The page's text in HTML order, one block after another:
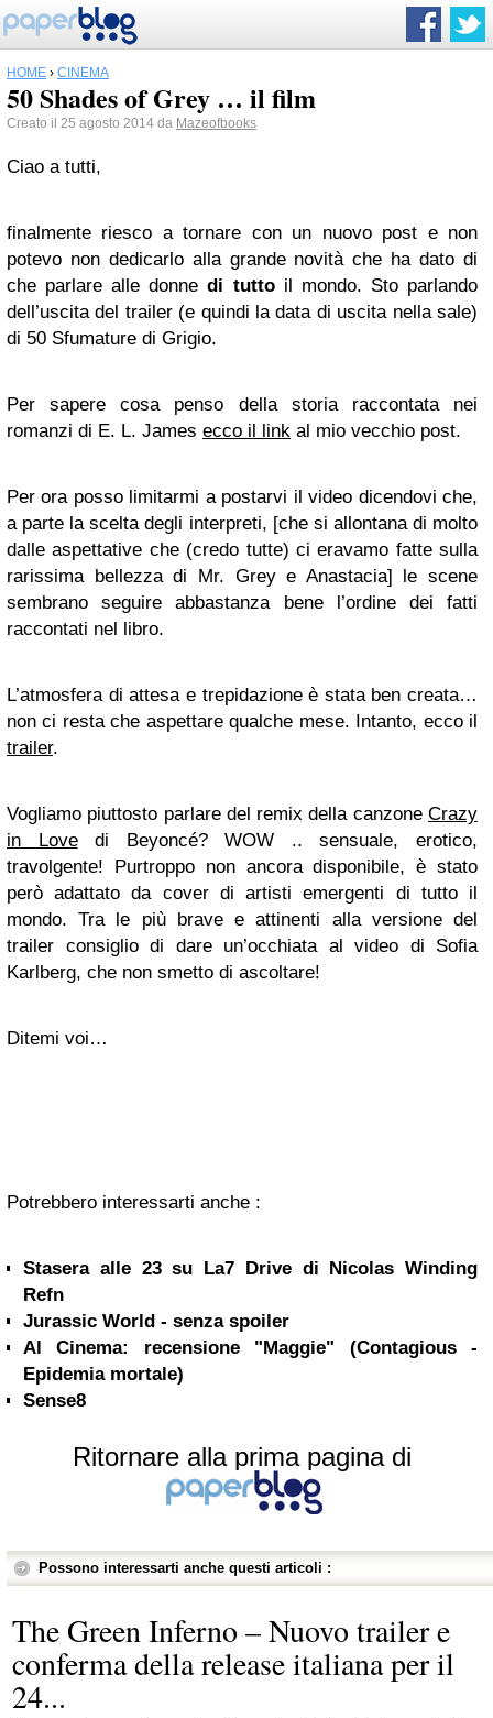
HOME › CINEMA
50 Shades of Grey … il film
Creato il 25 agosto 2014 da Mazeofbooks
Ciao a tutti,
finalmente riesco a tornare con un nuovo post e non
potevo non dedicarlo alla grande novità che ha dato di
che parlare alle donnedi tuttoil mondo. Sto parlando
dell’uscita del trailer (e quindi la data di uscita nella sale)
di 50 Sfumature di Grigio.
Per sapere cosa penso della storia raccontata nei
romanzi di E. L. James ecco il link al mio vecchio post.
Per ora posso limitarmi a postarvi il video dicendovi che,
a parte la scelta degli interpreti, [che si allontana di molto
dalle aspettative che (credo tutte) ci eravamo fatte sulla
rarissima bellezza di Mr. Grey e Anastacia] le scene
sembrano seguire abbastanza bene l’ordine dei fatti
raccontati nel libro.
L’atmosfera di attesa e trepidazione è stata ben creata…
non ci resta che aspettare qualche mese. Intanto, ecco il
trailer.
Vogliamo piuttosto parlare del remix della canzone Crazy
in Lovedi Beyoncé? WOW .. sensuale, erotico,
travolgente! Purtroppo non ancora disponibile, è stato
però adattato da cover di artisti emergenti di tutto il
mondo. Tra le più brave e attinenti alla versione del
trailer consiglio di dare un’occhiata al video di Sofia
Karlberg, che non smetto di ascoltare!
Ditemi voi…
Potrebbero interessarti anche :
Stasera alle 23 su La7 Drive di Nicolas Winding
Refn
Jurassic World - senza spoiler
Al Cinema: recensione "Maggie" (Contagious -
Epidemia mortale)
Sense8
Ritornare alla prima pagina di
Possono interessarti anche questi articoli :
The Green Inferno – Nuovo trailer e
conferma della release italiana per il
24...